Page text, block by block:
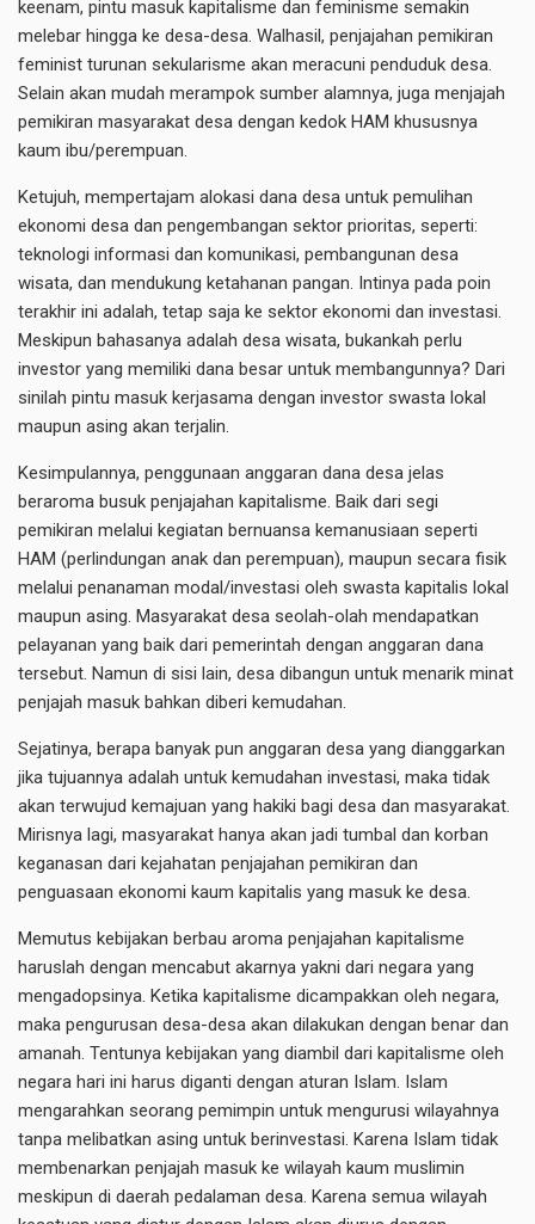
keenam, pintu masuk kapitalisme dan feminisme semakin
melebar hingga ke desa-desa. Walhasil, penjajahan pemikiran
feminist turunan sekularisme akan meracuni penduduk desa.
Selain akan mudah merampok sumber alamnya, juga menjajah
pemikiran masyarakat desa dengan kedok HAM khususnya
kaum ibu/perempuan.
Ketujuh, mempertajam alokasi dana desa untuk pemulihan
ekonomi desa dan pengembangan sektor prioritas, seperti:
teknologi informasi dan komunikasi, pembangunan desa
wisata, dan mendukung ketahanan pangan. Intinya pada poin
terakhir ini adalah, tetap saja ke sektor ekonomi dan investasi.
Meskipun bahasanya adalah desa wisata, bukankah perlu
investor yang memiliki dana besar untuk membangunnya? Dari
sinilah pintu masuk kerjasama dengan investor swasta lokal
maupun asing akan terjalin.
Kesimpulannya, penggunaan anggaran dana desa jelas
beraroma busuk penjajahan kapitalisme. Baik dari segi
pemikiran melalui kegiatan bernuansa kemanusiaan seperti
HAM (perlindungan anak dan perempuan), maupun secara fisik
melalui penanaman modal/investasi oleh swasta kapitalis lokal
maupun asing. Masyarakat desa seolah-olah mendapatkan
pelayanan yang baik dari pemerintah dengan anggaran dana
tersebut. Namun di sisi lain, desa dibangun untuk menarik minat
penjajah masuk bahkan diberi kemudahan.
Sejatinya, berapa banyak pun anggaran desa yang dianggarkan
jika tujuannya adalah untuk kemudahan investasi, maka tidak
akan terwujud kemajuan yang hakiki bagi desa dan masyarakat.
Mirisnya lagi, masyarakat hanya akan jadi tumbal dan korban
keganasan dari kejahatan penjajahan pemikiran dan
penguasaan ekonomi kaum kapitalis yang masuk ke desa.
Memutus kebijakan berbau aroma penjajahan kapitalisme
haruslah dengan mencabut akarnya yakni dari negara yang
mengadopsinya. Ketika kapitalisme dicampakkan oleh negara,
maka pengurusan desa-desa akan dilakukan dengan benar dan
amanah. Tentunya kebijakan yang diambil dari kapitalisme oleh
negara hari ini harus diganti dengan aturan Islam. Islam
mengarahkan seorang pemimpin untuk mengurusi wilayahnya
tanpa melibatkan asing untuk berinvestasi. Karena Islam tidak
membenarkan penjajah masuk ke wilayah kaum muslimin
meskipun di daerah pedalaman desa. Karena semua wilayah